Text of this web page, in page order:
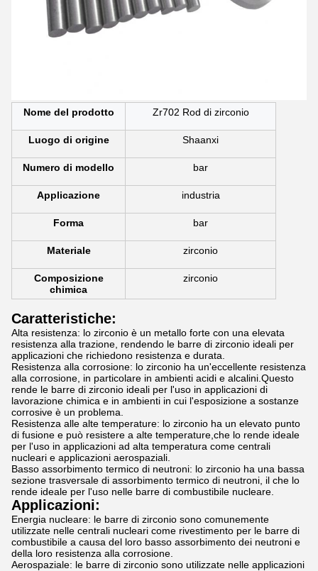
Nome del prodotto Zr702 Rod di zirconio
Luogo di origine Shaanxi
Numero di modello bar
Applicazione industria
Forma bar
Materiale zirconio
Composizione
chimica
zirconio
Caratteristiche:
Alta resistenza: lo zirconio è un metallo forte con una elevata
resistenza alla trazione, rendendo le barre di zirconio ideali per
applicazioni che richiedono resistenza e durata.
Resistenza alla corrosione: lo zirconio ha un'eccellente resistenza
alla corrosione, in particolare in ambienti acidi e alcalini.Questo
rende le barre di zirconio ideali per l'uso in applicazioni di
lavorazione chimica e in ambienti in cui l'esposizione a sostanze
corrosive è un problema.
Resistenza alle alte temperature: lo zirconio ha un elevato punto
di fusione e può resistere a alte temperature,che lo rende ideale
per l'uso in applicazioni ad alta temperatura come centrali
nucleari e applicazioni aerospaziali.
Basso assorbimento termico di neutroni: lo zirconio ha una bassa
sezione trasversale di assorbimento termico di neutroni, il che lo
rende ideale per l'uso nelle barre di combustibile nucleare.
Applicazioni:
Energia nucleare: le barre di zirconio sono comunemente
utilizzate nelle centrali nucleari come rivestimento per le barre di
combustibile a causa del loro basso assorbimento dei neutroni e
della loro resistenza alla corrosione.
Aerospaziale: le barre di zirconio sono utilizzate nelle applicazioni